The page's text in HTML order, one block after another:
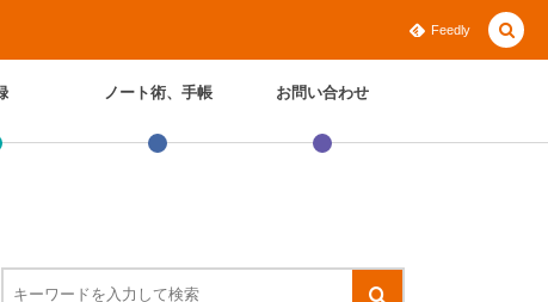
Feedly
ノート術、手帳 お問い合わせ